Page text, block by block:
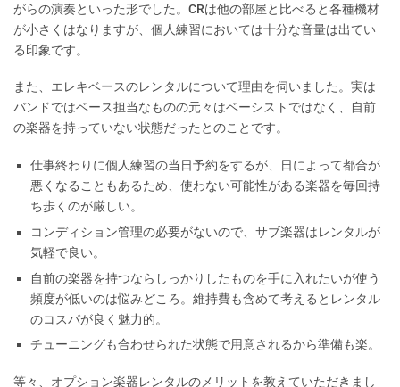
がらの演奏といった形でした。CRは他の部屋と比べると各種機材
が小さくはなりますが、個人練習においては十分な音量は出てい
る印象です。
また、エレキベースのレンタルについて理由を伺いました。実は
バンドではベース担当なものの元々はベーシストではなく、自前
の楽器を持っていない状態だったとのことです。
仕事終わりに個人練習の当日予約をするが、日によって都合が
悪くなることもあるため、使わない可能性がある楽器を毎回持
ち歩くのが厳しい。
コンディション管理の必要がないので、サブ楽器はレンタルが
気軽で良い。
自前の楽器を持つならしっかりしたものを手に入れたいが使う
頻度が低いのは悩みどころ。維持費も含めて考えるとレンタル
のコスパが良く魅力的。
チューニングも合わせられた状態で用意されるから準備も楽。
等々、オプション楽器レンタルのメリットを教えていただきまし